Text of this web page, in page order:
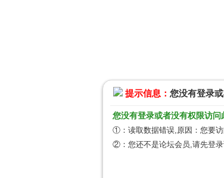
提示信息： 您没有登录
您没有登录或者没有权限访
①：读取数据错误,原因：您要
②：您还不是论坛会员,请先登